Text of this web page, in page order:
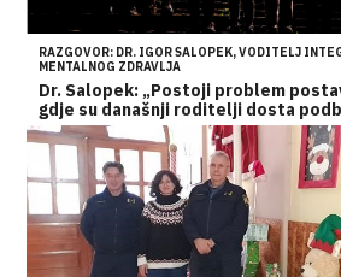
RAZGOVOR: DR. IGOR SALOPEK, VODITELJ
MENTALNOG ZDRAVLJA
Dr. Salopek: „Postoji problem
gdje su današnji roditelji dosta